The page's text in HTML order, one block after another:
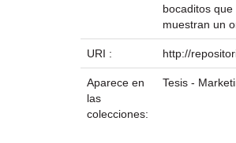
bocaditos
muestran un
URI : http://
Aparece en
las
colecciones:
Tesis -